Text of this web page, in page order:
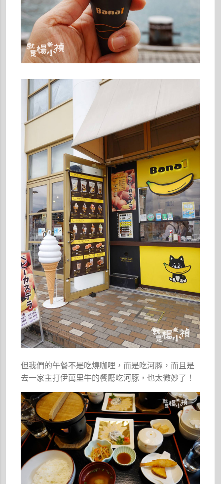
但我們的午餐不是吃燒咖哩，而是吃河豚，而且是
去一家主打伊萬里牛的餐廳吃河豚，也太微妙了！